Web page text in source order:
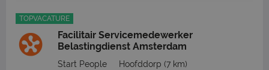
TOPVACATURE
Facilitair Servicemedewerker
Belastingdienst Amsterdam
Start People Hoofddorp (7 km)